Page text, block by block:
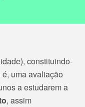
constituindo-
é, uma avaliação
a estudarem a
, assim